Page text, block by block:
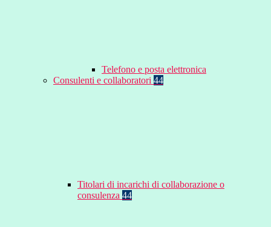
Telefono e posta elettronica
Consulenti e collaboratori 44
Titolari di incarichi di collaborazione o
consulenza 44